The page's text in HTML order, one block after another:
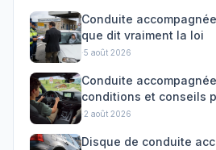
Conduite
que dit vraiment la loi
·5 août 2026
Conduite
conditions et conseils
·2 août 2026
Disque de conduite